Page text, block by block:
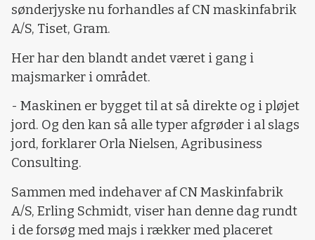
sønderjyske nu forhandles af CN maskinfabrik
A/S, Tiset, Gram.
Her har den blandt andet været i gang i
majsmarker i området.
- Maskinen er bygget til at så direkte og i pløjet
jord. Og den kan så alle typer afgrøder i al slags
jord, forklarer Orla Nielsen, Agribusiness
Consulting.
Sammen med indehaver af CN Maskinfabrik
A/S, Erling Schmidt, viser han denne dag rundt
i de forsøg med majs i rækker med placeret